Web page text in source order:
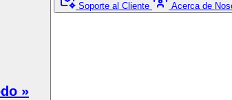
»
Soporte al Cliente
Acerca de